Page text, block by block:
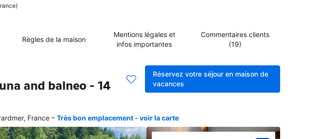
Règles de la maison
Mentions légales et
infos importantes
Commentaires clients
(19)
Réservez votre séjour en maison de
vacances
and balneo - 14
France – Très bon emplacement - voir la carte